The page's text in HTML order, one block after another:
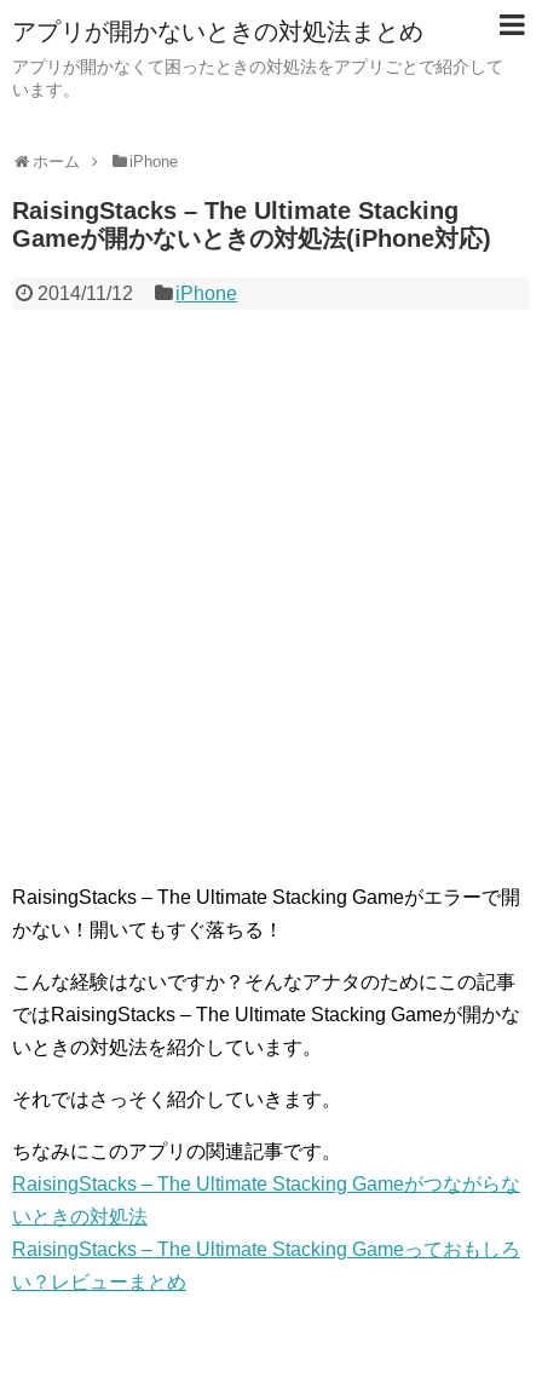
アプリが開かないときの対処法まとめ
アプリが開かなくて困ったときの対処法をアプリごとで紹介して
います。
ホーム iPhone
RaisingStacks – The Ultimate Stacking
Gameが開かないときの対処法(iPhone対応)
2014/11/12 iPhone
RaisingStacks – The Ultimate Stacking Gameがエラーで開
かない！開いてもすぐ落ちる！
こんな経験はないですか？そんなアナタのためにこの記事
ではRaisingStacks – The Ultimate Stacking Gameが開かな
いときの対処法を紹介しています。
それではさっそく紹介していきます。
ちなみにこのアプリの関連記事です。
RaisingStacks – The Ultimate Stacking Gameがつながらな
いときの対処法
RaisingStacks – The Ultimate Stacking Gameっておもしろ
い？レビューまとめ